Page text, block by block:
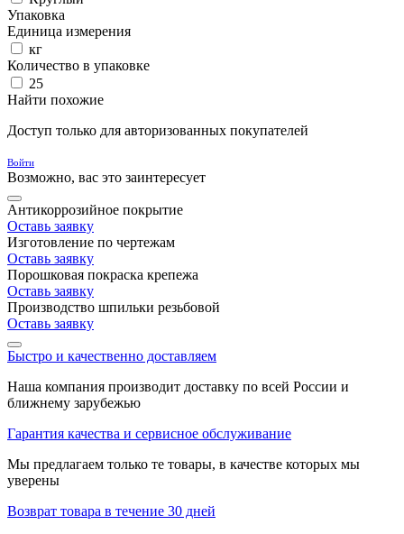
Упаковка
Единица измерения
кг
Количество в упаковке
25
Найти похожие
Доступ только для авторизованных покупателей
Войти
Возможно, вас это заинтересует
Антикоррозийное покрытие
Оставь заявку
Изготовление по чертежам
Оставь заявку
Порошковая покраска крепежа
Оставь заявку
Производство шпильки резьбовой
Оставь заявку
Быстро и качественно доставляем
Наша компания производит доставку по всей России и
ближнему зарубежью
Гарантия качества и сервисное обслуживание
Мы предлагаем только те товары, в качестве которых мы
уверены
Возврат товара в течение 30 дней